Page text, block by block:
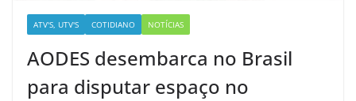
ATV'S, UTV'S COTIDIANO NOTÍCIAS
AODES desembarca no Brasil
para disputar espaço no